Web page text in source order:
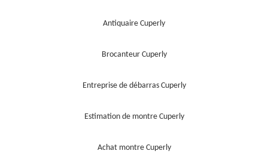
Antiquaire Cuperly
Brocanteur Cuperly
Entreprise de débarras Cuperly
Estimation de montre Cuperly
Achat montre Cuperly